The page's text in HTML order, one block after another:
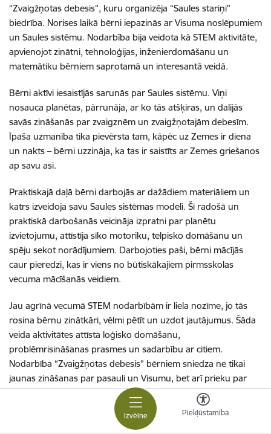
Izvēlne Piekļūstamība
“Zvaigžņotas debesis”, kuru organizēja “Saules stariņi”
biedrība. Norises laikā bērni iepazinās ar Visuma noslēpumiem
un Saules sistēmu. Nodarbība bija veidota kā STEM aktivitāte,
apvienojot zinātni, tehnoloģijas, inženierdomāšanu un
matemātiku bērniem saprotamā un interesantā veidā.
Bērni aktīvi iesaistījās sarunās par Saules sistēmu. Viņi
nosauca planētas, pārrunāja, ar ko tās atšķiras, un dalījās
savās zināšanās par zvaigznēm un zvaigžņotajām debesīm.
Īpaša uzmanība tika pievērsta tam, kāpēc uz Zemes ir diena
un nakts – bērni uzzināja, ka tas ir saistīts ar Zemes griešanos
ap savu asi.
Praktiskajā daļā bērni darbojās ar dažādiem materiāliem un
katrs izveidoja savu Saules sistēmas modeli. Šī radošā un
praktiskā darbošanās veicināja izpratni par planētu
izvietojumu, attīstīja sīko motoriku, telpisko domāšanu un
spēju sekot norādījumiem. Darbojoties paši, bērni mācījās
caur pieredzi, kas ir viens no būtiskākajiem pirmsskolas
vecuma mācīšanās veidiem.
Jau agrīnā vecumā STEM nodarbībām ir liela nozīme, jo tās
rosina bērnu zinātkāri, vēlmi pētīt un uzdot jautājumus. Šāda
veida aktivitātes attīsta loģisko domāšanu,
problēmrisināšanas prasmes un sadarbību ar citiem.
Nodarbība “Zvaigžņotas debesis” bērniem sniedza ne tikai
jaunas zināšanas par pasauli un Visumu, bet arī prieku par
atklājumiem un savu paveikto darbu.